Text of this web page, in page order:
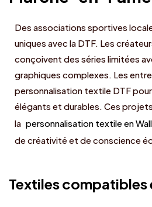
Des associations sportives
uniques avec la DTF. Les
conçoivent des séries limitées
graphiques complexes. Les
personnalisation textile DTF
élégants et durables. Ces
la personnalisation textile en
de créativité et de conscience
Textiles compatibles